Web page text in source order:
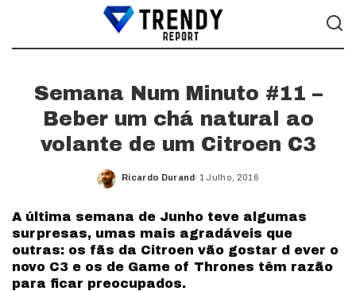
Semana Num Minuto #11 –
Beber um chá natural ao
volante de um Citroen C3
Posted
Ricardo Durand 1 Julho, 2016
A última semana de Junho teve algumas
surpresas, umas mais agradáveis que
outras: os fãs da Citroen vão gostar d ever o
novo C3 e os de Game of Thrones têm razão
para ficar preocupados.